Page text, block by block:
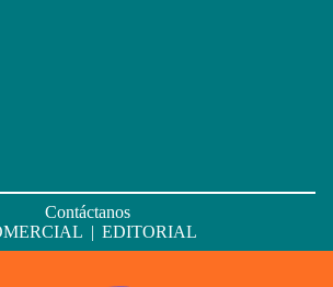
Contáctanos
| EDITORIAL